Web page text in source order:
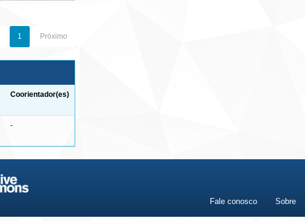
1 Próximo
Coorientador(es)
-
Fale conosco Sobre